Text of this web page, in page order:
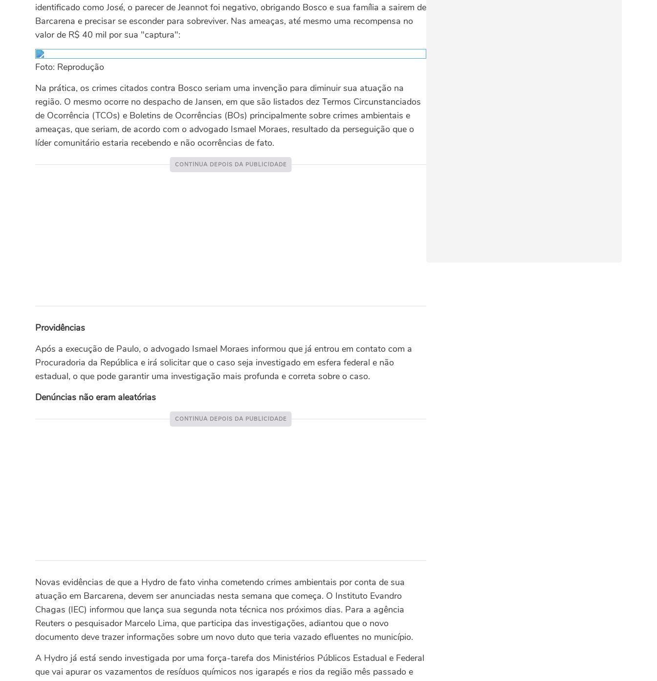
identificado como José, o parecer de Jeannot foi negativo, obrigando Bosco e sua família a sairem de
Barcarena e precisar se esconder para sobreviver. Nas ameaças, até mesmo uma recompensa no
valor de R$ 40 mil por sua "captura":
Foto: Reprodução
Na prática, os crimes citados contra Bosco seriam uma invenção para diminuir sua atuação na
região. O mesmo ocorre no despacho de Jansen, em que são listados dez Termos Circunstanciados
de Ocorrência (TCOs) e Boletins de Ocorrências (BOs) principalmente sobre crimes ambientais e
ameaças, que seriam, de acordo com o advogado Ismael Moraes, resultado da perseguição que o
líder comunitário estaria recebendo e não ocorrências de fato.
Providências
Após a execução de Paulo, o advogado Ismael Moraes informou que já entrou em contato com a
Procuradoria da República e irá solicitar que o caso seja investigado em esfera federal e não
estadual, o que pode garantir uma investigação mais profunda e correta sobre o caso.
Denúncias não eram aleatórias
Novas evidências de que a Hydro de fato vinha cometendo crimes ambientais por conta de sua
atuação em Barcarena, devem ser anunciadas nesta semana que começa. O Instituto Evandro
Chagas (IEC) informou que lança sua segunda nota técnica nos próximos dias. Para a agência
Reuters o pesquisador Marcelo Lima, que participa das investigações, adiantou que o novo
documento deve trazer informações sobre um novo duto que teria vazado efluentes no município.
A Hydro já está sendo investigada por uma força-tarefa dos Ministérios Públicos Estadual e Federal
que vai apurar os vazamentos de resíduos químicos nos igarapés e rios da região mês passado e